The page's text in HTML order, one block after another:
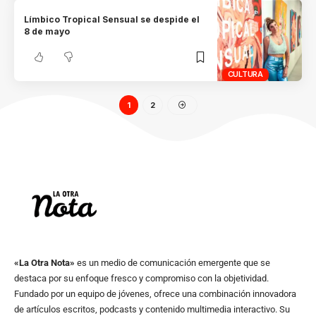
CULTURA
Límbico Tropical Sensual se despide el
8 de mayo
1 2
«La Otra Nota» es un medio de comunicación emergente que se
destaca por su enfoque fresco y compromiso con la objetividad.
Fundado por un equipo de jóvenes, ofrece una combinación innovadora
de artículos escritos, podcasts y contenido multimedia interactivo. Su